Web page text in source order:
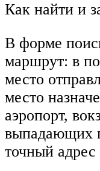
Как найти и
В форме
маршрут: в
место
место
аэропорт,
выпадающих
точный адрес